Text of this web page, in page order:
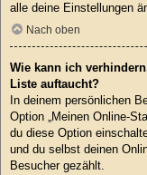
alle deine Einstellungen
Nach oben
Wie kann ich
Liste auftaucht?
In deinem persönlichen
Option „Meinen Online-
du diese Option
und du selbst deinen
Besucher gezählt.